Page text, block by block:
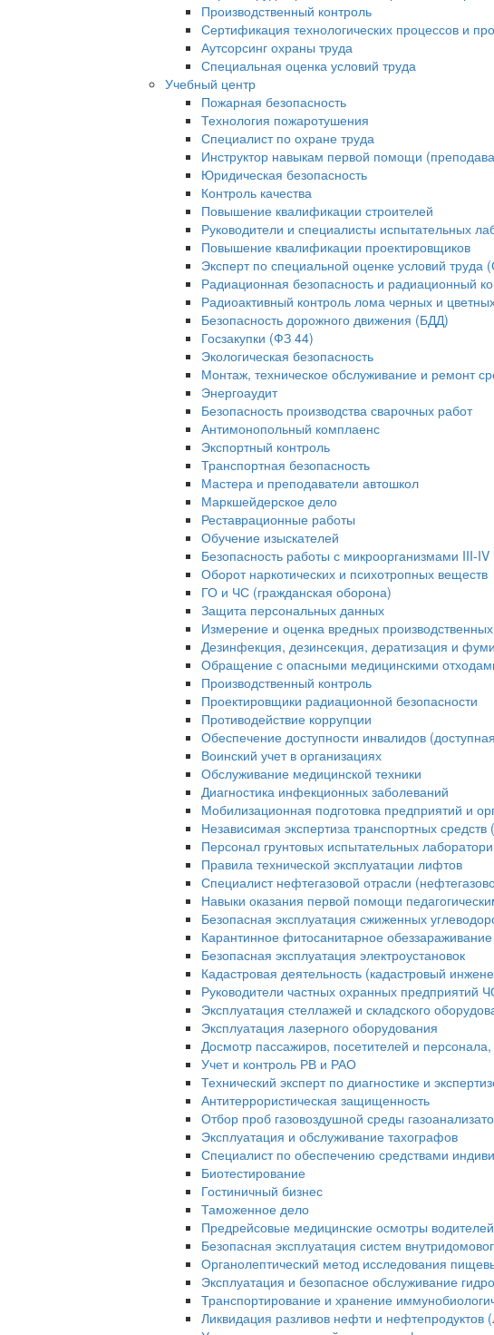
Производственный контроль
Сертификация технологических процессов и
Аутсорсинг охраны труда
Специальная оценка условий труда
Учебный центр
Пожарная безопасность
Технология пожаротушения
Специалист по охране труда
Инструктор навыкам первой помощи
Юридическая безопасность
Контроль качества
Повышение квалификации строителей
Руководители и специалисты испытательных
Повышение квалификации проектировщиков
Эксперт по специальной оценке условий труда
Радиационная безопасность и радиационный
Радиоактивный контроль лома черных и
Безопасность дорожного движения (БДД)
Госзакупки (ФЗ 44)
Экологическая безопасность
Монтаж, техническое обслуживание и ремонт
Энергоаудит
Безопасность производства сварочных работ
Антимонопольный комплаенс
Экспортный контроль
Транспортная безопасность
Мастера и преподаватели автошкол
Маркшейдерское дело
Реставрационные работы
Обучение изыскателей
Безопасность работы с микроорганизмами III-IV
Оборот наркотических и психотропных веществ
ГО и ЧС (гражданская оборона)
Защита персональных данных
Измерение и оценка вредных
Дезинфекция, дезинсекция, дератизация и
Обращение с опасными медицинскими
Производственный контроль
Проектировщики радиационной безопасности
Противодействие коррупции
Обеспечение доступности инвалидов
Воинский учет в организациях
Обслуживание медицинской техники
Диагностика инфекционных заболеваний
Мобилизационная подготовка предприятий и
Независимая экспертиза транспортных
Персонал грунтовых испытательных
Правила технической эксплуатации лифтов
Специалист нефтегазовой отрасли
Навыки оказания первой помощи
Безопасная эксплуатация сжиженных
Карантинное фитосанитарное обеззараживание
Безопасная эксплуатация электроустановок
Кадастровая деятельность (кадастровый
Руководители частных охранных предприятий
Эксплуатация стеллажей и складского
Эксплуатация лазерного оборудования
Досмотр пассажиров, посетителей и
Учет и контроль РВ и РАО
Технический эксперт по диагностике и
Антитеррористическая защищенность
Отбор проб газовоздушной среды
Эксплуатация и обслуживание тахографов
Специалист по обеспечению средствами
Биотестирование
Гостиничный бизнес
Таможенное дело
Предрейсовые медицинские осмотры водителей
Безопасная эксплуатация систем
Органолептический метод исследования
Эксплуатация и безопасное обслуживание
Транспортирование и хранение
Ликвидация разливов нефти и нефтепродуктов